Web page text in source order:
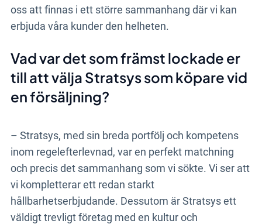
oss att finnas i ett större sammanhang där vi kan
erbjuda våra kunder den helheten.
Vad var det som främst lockade er
till att välja Stratsys som köpare vid
en försäljning?
– Stratsys, med sin breda portfölj och kompetens
inom regelefterlevnad, var en perfekt matchning
och precis det sammanhang som vi sökte. Vi ser att
vi kompletterar ett redan starkt
hållbarhetserbjudande. Dessutom är Stratsys ett
väldigt trevligt företag med en kultur och